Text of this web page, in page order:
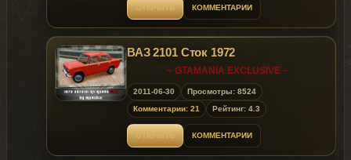
КОММЕНТАРИИ
ВАЗ 2101 Cток 1972
~ GTAMANIA EXCLUSIVE ~
2011-06-30
Просмотры: 8524
Комментарии: 21
Рейтинг: 4.3
КОММЕНТАРИИ